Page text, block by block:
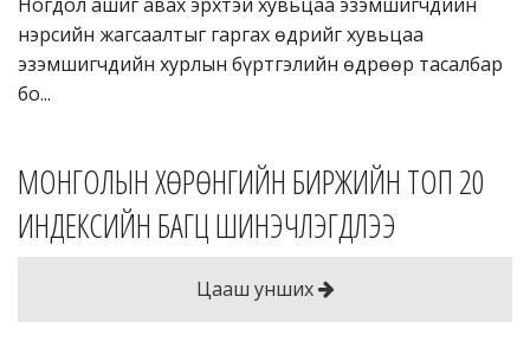
нэрсийн жагсаалтыг гаргах өдрийг хувьцаа
эзэмшигчдийн хурлын бүртгэлийн өдрөөр тасалбар
бо...
МОНГОЛЫН ХӨРӨНГИЙН БИРЖИЙН ТОП 20
ИНДЕКСИЙН БАГЦ ШИНЭЧЛЭГДЛЭЭ
Цааш унших